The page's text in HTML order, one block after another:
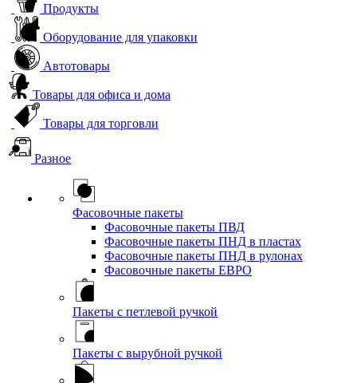
Продукты
Оборудование для упаковки
Автотовары
Товары для офиса и дома
Товары для торговли
Разное
Фасовочные пакеты
Фасовочные пакеты ПВД
Фасовочные пакеты ПНД в пластах
Фасовочные пакеты ПНД в рулонах
Фасовочные пакеты ЕВРО
Пакеты с петлевой ручкой
Пакеты с вырубной ручкой